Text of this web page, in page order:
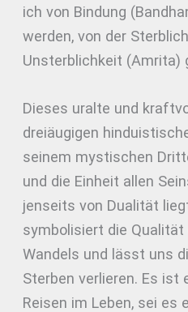
ich von Bindung
werden, von der
Unsterblichkeit (Amrita)
Dieses uralte und
dreiäugigen
seinem mystischen
und die Einheit allen
jenseits von Dualität
symbolisiert die
Wandels und lässt uns
Sterben verlieren. Es ist
Reisen im Leben, sei es